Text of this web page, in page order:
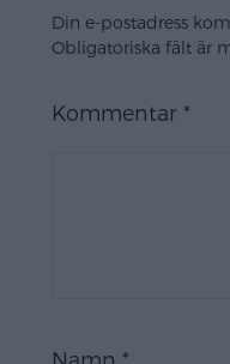
Din e-postadress
Obligatoriska fält är
Kommentar *